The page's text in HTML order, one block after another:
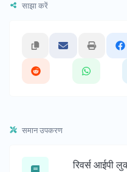
साझा करें
समान उपकरण
रिवर्स आईपी